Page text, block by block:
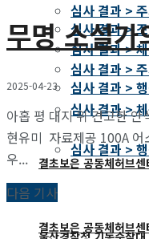
심사 결과 >
심사 결과 >
심사 결과 >
심사 결과 >
결초보은 공동체허브
심사 결과 >
심사 결과 >
심사 결과 >
결초보은 공동체허브
무명 소설가
2025-04-23
아홉 평 대지 위 견고한
현유미 자료제공 100A 어
우...
다음 기사